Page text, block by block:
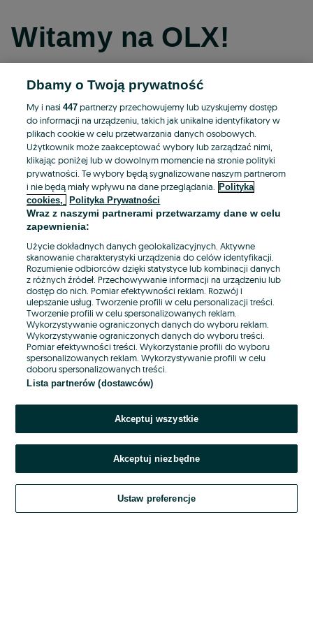
Witamy na OLX!
Kontynuuj przez Facebooka
Kontynuuj przez konto Apple
Kontynuuj przez konto Google
LUB
E-mail
Hasło
Nie pamiętasz hasła?
Zaloguj się
Kontynuując za pośrednictwem jednego z dostawców wskazanych powyżej,
Regulamin serwisu OLX.pl w jego aktualnym brzmieniu.
Dbamy o Twoją prywatność
My i nasi447 partnerzy przechowujemy lub uzyskujemy dostęp
do informacji na urządzeniu, takich jak unikalne identyfikatory w
plikach cookie w celu przetwarzania danych osobowych.
Użytkownik może zaakceptować wybory lub zarządzać nimi,
klikając poniżej lub w dowolnym momencie na stronie polityki
prywatności. Te wybory będą sygnalizowane naszym partnerom
i nie będą miały wpływu na dane przeglądania.
Polityka
cookies,
Polityka Prywatności
Wraz z naszymi partnerami przetwarzamy dane w celu
zapewnienia:
Użycie dokładnych danych geolokalizacyjnych. Aktywne
skanowanie charakterystyki urządzenia do celów identyfikacji.
Rozumienie odbiorców dzięki statystyce lub kombinacji danych
z różnych źródeł. Przechowywanie informacji na urządzeniu lub
dostęp do nich. Pomiar efektywności reklam. Rozwój i
ulepszanie usług. Tworzenie profili w celu personalizacji treści.
Tworzenie profili w celu spersonalizowanych reklam.
Wykorzystywanie ograniczonych danych do wyboru reklam.
Wykorzystywanie ograniczonych danych do wyboru treści.
Pomiar efektywności treści. Wykorzystanie profili do wyboru
spersonalizowanych reklam. Wykorzystywanie profili w celu
doboru spersonalizowanych treści.
Lista partnerów (dostawców)
Akceptuj wszystkie
Akceptuj niezbędne
Ustaw preferencje